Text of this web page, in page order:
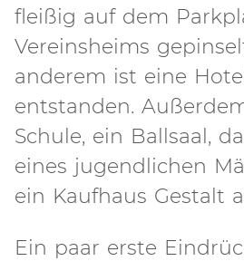
fleißig auf dem
Vereinsheims
anderem ist eine
entstanden.
Schule, ein Ballsaal,
eines jugendlichen
ein Kaufhaus Gestalt
Ein paar erste